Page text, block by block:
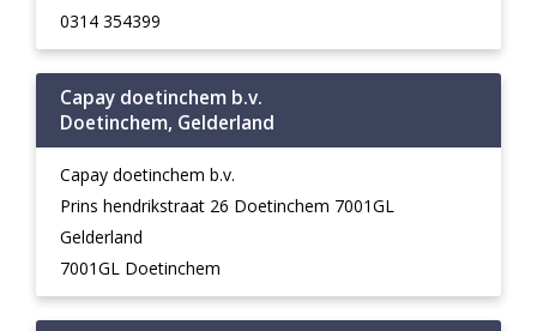
0314 354399
Capay doetinchem b.v.
Doetinchem, Gelderland
Capay doetinchem b.v.
Prins hendrikstraat 26 Doetinchem 7001GL
Gelderland
7001GL Doetinchem